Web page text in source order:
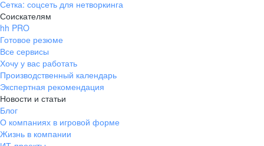
Сетка: соцсеть для нетворкинга
Соискателям
hh PRO
Готовое резюме
Все сервисы
Хочу у вас работать
Производственный календарь
Экспертная рекомендация
Новости и статьи
Блог
О компаниях в игровой форме
Жизнь в компании